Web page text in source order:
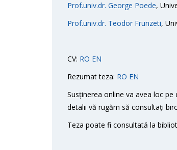
Prof.univ.dr. George Poede,
Prof.univ.dr. Teodor Frunzeti,
CV: RO EN
Rezumat teza: RO EN
Susținerea online va avea loc
detalii vă rugăm să consultați
Teza poate fi consultată la